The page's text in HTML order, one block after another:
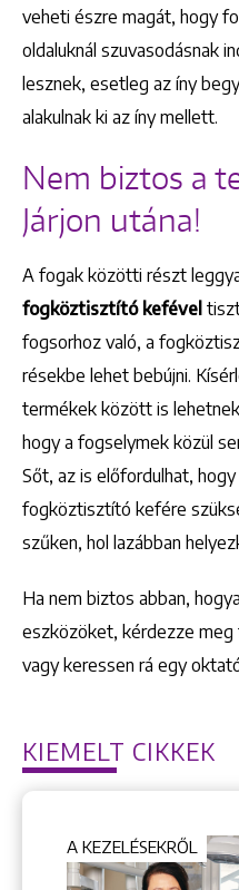
+36 1 222
1148
veheti észre magát, hogy
oldaluknál szuvasodásnak
lesznek, esetleg az íny
alakulnak ki az íny mellett.
Nem biztos a
Járjon utána!
A fogak közötti részt
fogköztisztító kefével
fogsorhoz való, a
résekbe lehet bebújni.
termékek között is
hogy a fogselymek közül
Sőt, az is előfordulhat,
fogköztisztító kefére
szűken, hol lazábban
Ha nem biztos abban,
eszközöket, kérdezze
vagy keressen rá egy
KIEMELT CIKKEK
A KEZELÉSEKRŐL